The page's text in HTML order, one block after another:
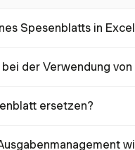
Spesenblatts in
Formeln wieSUM()für
der Verwendung
Fehler, was die
ersetzen?